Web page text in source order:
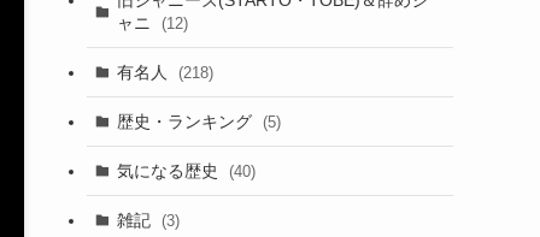
ャニ
(12)
有名人 (218)
歴史・ランキング (5)
気になる歴史 (40)
雑記 (3)